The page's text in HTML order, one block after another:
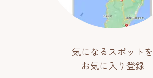
気になるスポットを
お気に入り登録